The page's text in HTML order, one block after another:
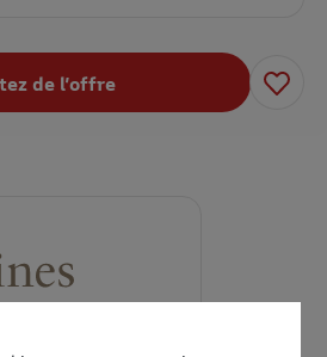
de l’offre